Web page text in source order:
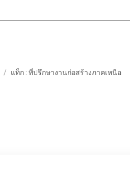
/ แท็ก : ที่ปรึกษางานก่อสร้างภาคเหนือ